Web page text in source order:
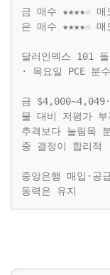
금 매수 ★★★★☆ 매
은 매수 ★★★★☆ 매
달러인덱스 101
· 목요일 PCE 분
금
물 대비 저평가 부
추격보다 눌림목
중 결정이 합리적
중앙은행 매입·공
동력은 유지